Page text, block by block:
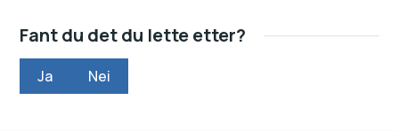
Fant du det du lette etter?
Ja Nei